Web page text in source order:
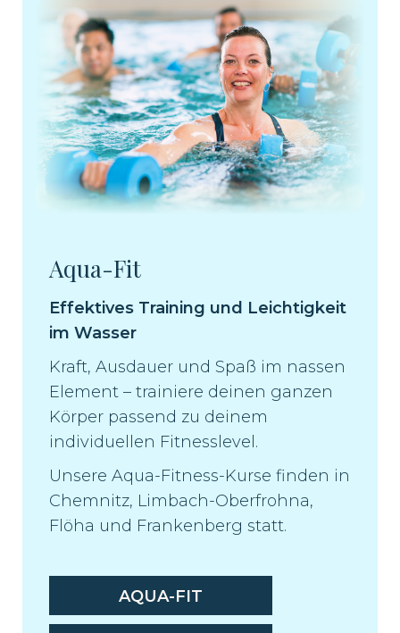
Aqua-Fit
Effektives Training und Leichtigkeit
im Wasser
Kraft, Ausdauer und Spaß im nassen
Element – trainiere deinen ganzen
Körper passend zu deinem
individuellen Fitnesslevel.
Unsere Aqua-Fitness-Kurse finden in
Chemnitz, Limbach-Oberfrohna,
Flöha und Frankenberg statt.
AQUA-FIT